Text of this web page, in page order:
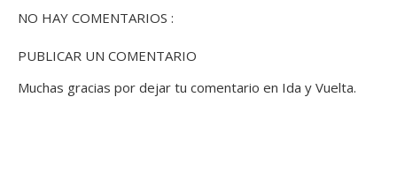
NO HAY COMENTARIOS :
PUBLICAR UN COMENTARIO
Muchas gracias por dejar tu comentario en Ida y Vuelta.